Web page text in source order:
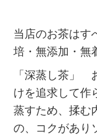
当店のお茶はす
培・無添加・無
「深蒸し茶」
けを追求して作
蒸すため、揉む
の、コクがあり